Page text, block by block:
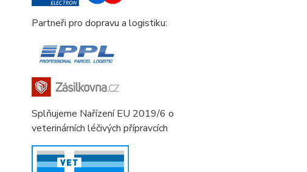
Partneři pro dopravu a logistiku:
Splňujeme Nařízení EU 2019/6 o
veterinárních léčivých přípravcích